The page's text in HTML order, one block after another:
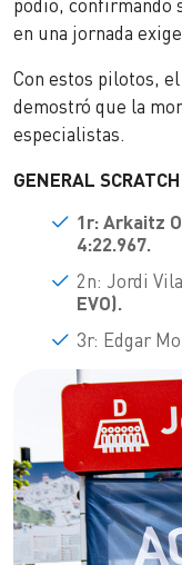
podio, confirmando
en una jornada
Con estos pilotos,
demostró que la
especialistas.
GENERAL SCRATCH
1r: Arkaitz
4:22.967.
2n: Jordi
EVO).
3r: Edgar